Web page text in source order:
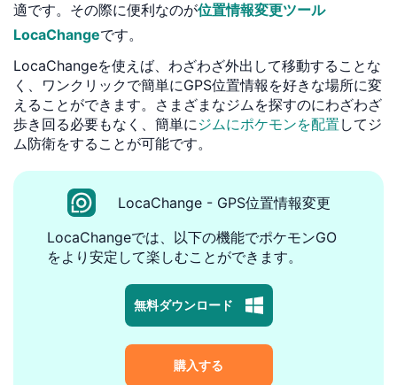
適です。その際に便利なのが位置情報変更ツール
LocaChangeです。
LocaChangeを使えば、わざわざ外出して移動することな
く、ワンクリックで簡単にGPS位置情報を好きな場所に変
えることができます。さまざまなジムを探すのにわざわざ
歩き回る必要もなく、簡単にジムにポケモンを配置 してジ
ム防衛をすることが可能です。
LocaChange - GPS位置情報変更
LocaChangeでは、以下の機能でポケモンGO
をより安定して楽しむことができます。
無料ダウンロード
購入する